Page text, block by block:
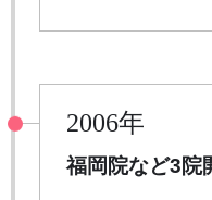
2006年
福岡院など3院